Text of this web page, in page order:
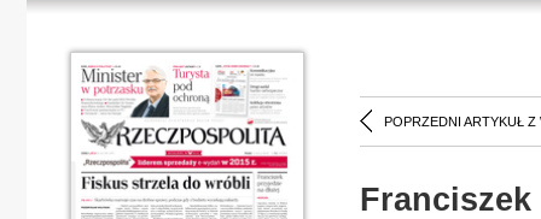
POPRZEDNI ARTYKUŁ Z
Franciszek